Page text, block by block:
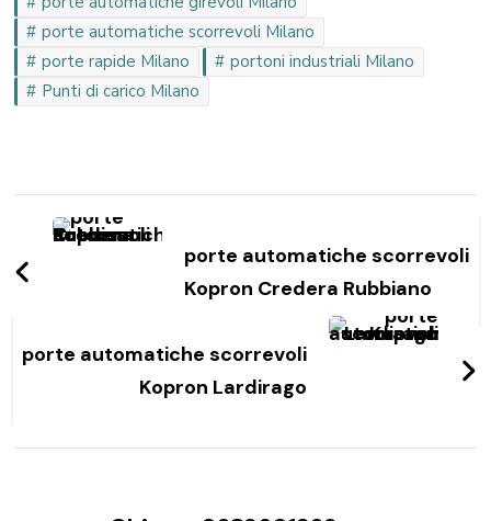
porte automatiche scorrevoli Milano
porte rapide Milano
portoni industriali Milano
Punti di carico Milano
Navigazione
articoli
porte automatiche scorrevoli
Kopron Credera Rubbiano
porte automatiche scorrevoli
Kopron Lardirago